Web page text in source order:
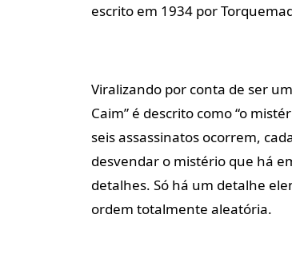
escrito em 1934 por
Viralizando por conta de ser
Caim” é descrito como “o
seis assassinatos ocorrem,
desvendar o mistério que há
detalhes. Só há um detalhe
ordem totalmente aleatória.